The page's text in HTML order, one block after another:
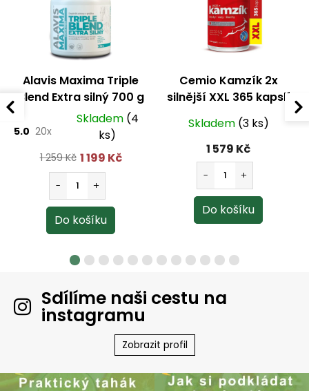
Alavis Maxima Triple
Blend Extra silný 700 g
5.0 20x
Skladem (4
ks)
1 259 Kč 1 199 Kč
Cemio Kamzík 2x
silnější XXL 365 kapslí
Skladem (3 ks)
1 579 Kč
Sdílíme naši cestu na
instagramu
Zobrazit profil